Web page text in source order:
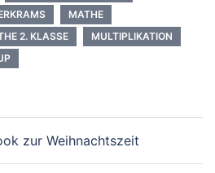
MATHE
2. KLASSE
MULTIPLIKATION
zur Weihnachtszeit